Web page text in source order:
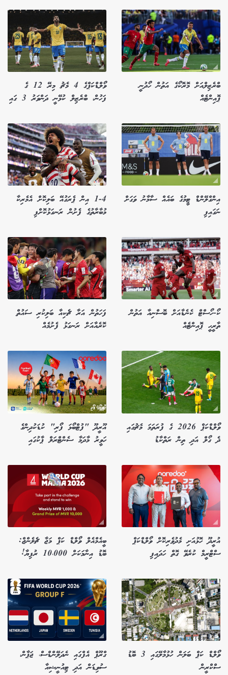
ބްރެޒިލްއަށް މޮރޮކޯގެ އަތުން ހޯދުނީ
ޕޮއިންޓެއް
ވޯލްޑްކަޕްގެ 4 މެޗު މިރޭ 12 ގެ
ފަހުން، ބްރެޒިލް ކުޅޭނީ ދަންވަރު 3 ގައި
އިންގްލޭންޑް ޓީމުގެ ބައެއް ސާމާނު ވަގަށް
ނަގައިފި
1-4 އިން ޕެރަގުއޭ ބަލިކޮށް އެމެރިކާ
މުބާރާތުގެ ފެށުން ރަނގަޅުކޮށްފި
ކޯ-ހޯސްޓް ކެނެޑާއަށް ބޮސްނިއާ އަތުން
ތާރީހީ ޕޮއިންޓެއް
ފަހަތުން އަރާ ޗެކިއާ ބަލިކުރި ސައުތް
ކޮރެއާއަށް ރަނގަޅު ފެށުމެއް
ވޯލްޑްކަޕް 2026 ގެ ފުރަތަމަ މެޗުގައި
ދެ ގޯލް އަދި ތިން ރަތްކާޑު
އޫރީދޫ "ފުޓްބޯޅަ ފޯރި" ކުޑަކުދިންގެ
ހަވީރު މާދަމާ ސެންޓްރަލް ޕާކުގައި
އުރީދޫ ހޮޅުއަށި މެދުވެރިކޮށް ވޯލްޑްކަޕް
ސްޓްރީމް ކުރެވޭ ގޮތް ހަދައިފި
ބީއެމްއެލް ވޯލްޑް ކަޕް މަޖާ ޗެލެންޖް:
ބޮޑު އިނާމަކަށް 10،000 ރުފިޔާ!
ވޯލްޑް ކަޕް ބަލަން ހުޅުމާލޭގައި 3 ބޮޑު
ސްކްރީން
ގްރޫޕް އެފްގައި ނެދަލޭންޑްސް، ޖަޕާން،
ސުވިޑަން އަދި ޓިއުނީޝިއާ